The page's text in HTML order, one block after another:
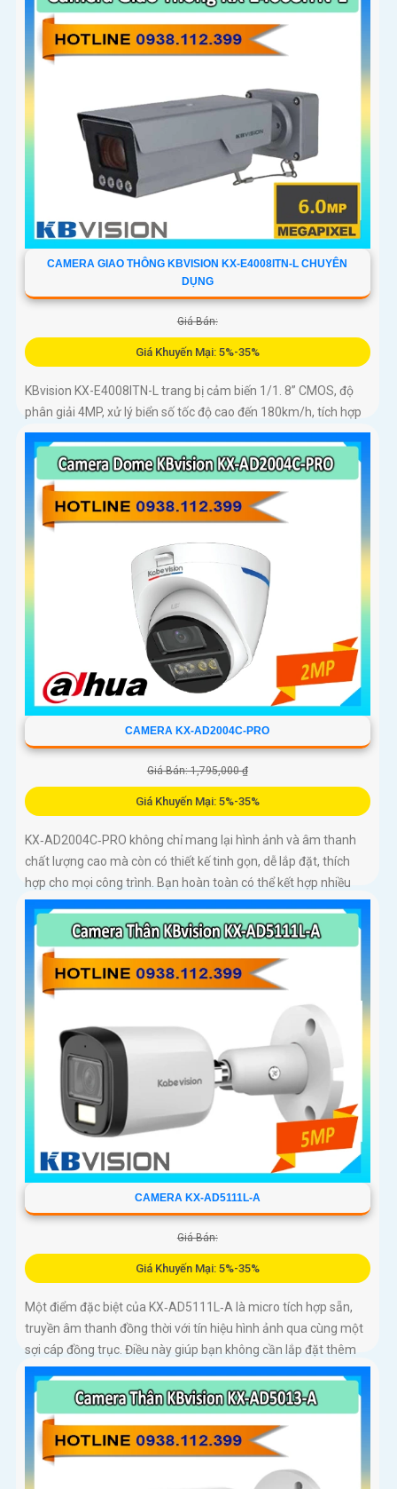
CAMERA GIAO THÔNG KBVISION KX-E4008ITN-L CHUYÊN
DỤNG
Giá Bán:
Giá Khuyến Mại: 5%-35%
KBvision KX-E4008ITN-L trang bị cảm biến 1/1. 8” CMOS, độ
phân giải 4MP, xử lý biển số tốc độ cao đến 180km/h, tích hợp
GPS, LED sáng ấm, chuẩn IP67/IK10, khả năng phân tích vi
phạm vượt trội: lấn làn, đi ngược chiều, phát hiện kẹt xe, ANPR
chính xác >99%
CAMERA KX-AD2004C-PRO
Giá Bán: 1,795,000 ₫
Giá Khuyến Mại: 5%-35%
KX‑AD2004C‑PRO không chỉ mang lại hình ảnh và âm thanh
chất lượng cao mà còn có thiết kế tinh gọn, dễ lắp đặt, thích
hợp cho mọi công trình. Bạn hoàn toàn có thể kết hợp nhiều
camera cùng loại trong một hệ thống để giám sát toàn bộ
không gian một cách hiệu quả, tiết kiệm thời gian và chi phí
CAMERA KX-AD5111L-A
Giá Bán:
Giá Khuyến Mại: 5%-35%
Một điểm đặc biệt của KX‑AD5111L‑A là micro tích hợp sẵn,
truyền âm thanh đồng thời với tín hiệu hình ảnh qua cùng một
sợi cáp đồng trục. Điều này giúp bạn không cần lắp đặt thêm
micro rời, giảm thiểu chi phí và thời gian thi công